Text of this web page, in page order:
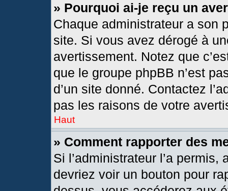
» Pourquoi ai-je reçu un
Chaque administrateur a son
site. Si vous avez dérogé à
avertissement. Notez que
que le groupe phpBB n’est
d’un site donné. Contactez
pas les raisons de votre
Haut
» Comment rapporter des
Si l’administrateur l’a
devriez voir un bouton pour